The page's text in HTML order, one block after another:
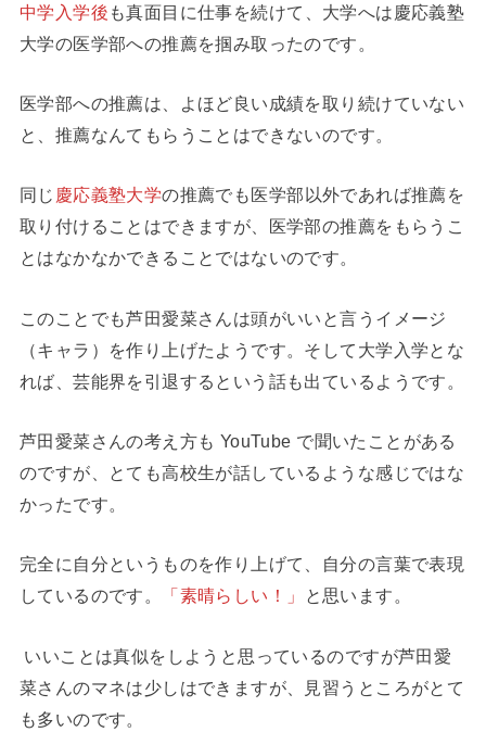
中学入学後 も真面目に仕事を続けて、大学へは慶応義塾
大学の医学部への推薦を掴み取ったのです。
医学部への推薦は、よほど良い成績を取り続けていない
と、推薦なんてもらうことはできないのです。
同じ 慶応義塾大学の推薦でも医学部以外であれば推薦を
取り付けることはできますが、医学部の推薦をもらうこ
とはなかなかできることではないのです。
このことでも芦田愛菜さんは頭がいいと言うイメージ
（キャラ）を作り上げたようです。そして大学入学とな
れば、芸能界を引退するという話も出ているようです。
芦田愛菜さんの考え方も YouTube で聞いたことがある
のですが、とても高校生が話しているような感じではな
かったです。
完全に自分というものを作り上げて、自分の言葉で表現
しているのです。
「素晴らしい！」 と思います。
いいことは真似をしようと思っているのですが芦田愛
菜さんのマネは少しはできますが、見習うところがとて
も多いのです。